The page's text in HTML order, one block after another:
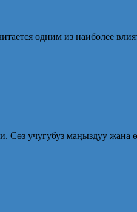
одним из наиболее
учугубуз маӊыздуу жана